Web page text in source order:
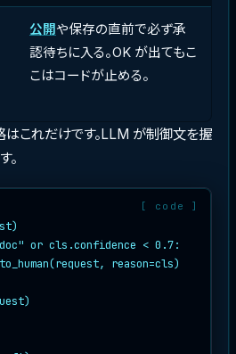
公開 や保存の直前で必ず承
認待ちに入る。OK が出てもこ
こはコードが止める。
はこれだけです。LLM が制御文を握
。
or cls.confidence < 0.7:
reason=cls)